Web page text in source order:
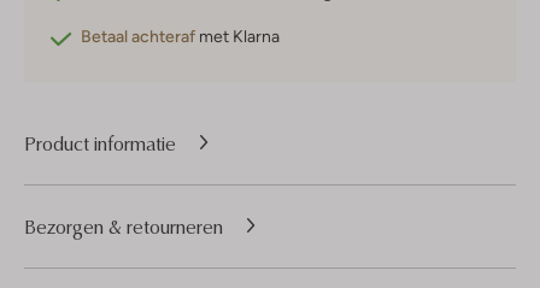
Betaal achteraf met Klarna
Product informatie
Bezorgen & retourneren